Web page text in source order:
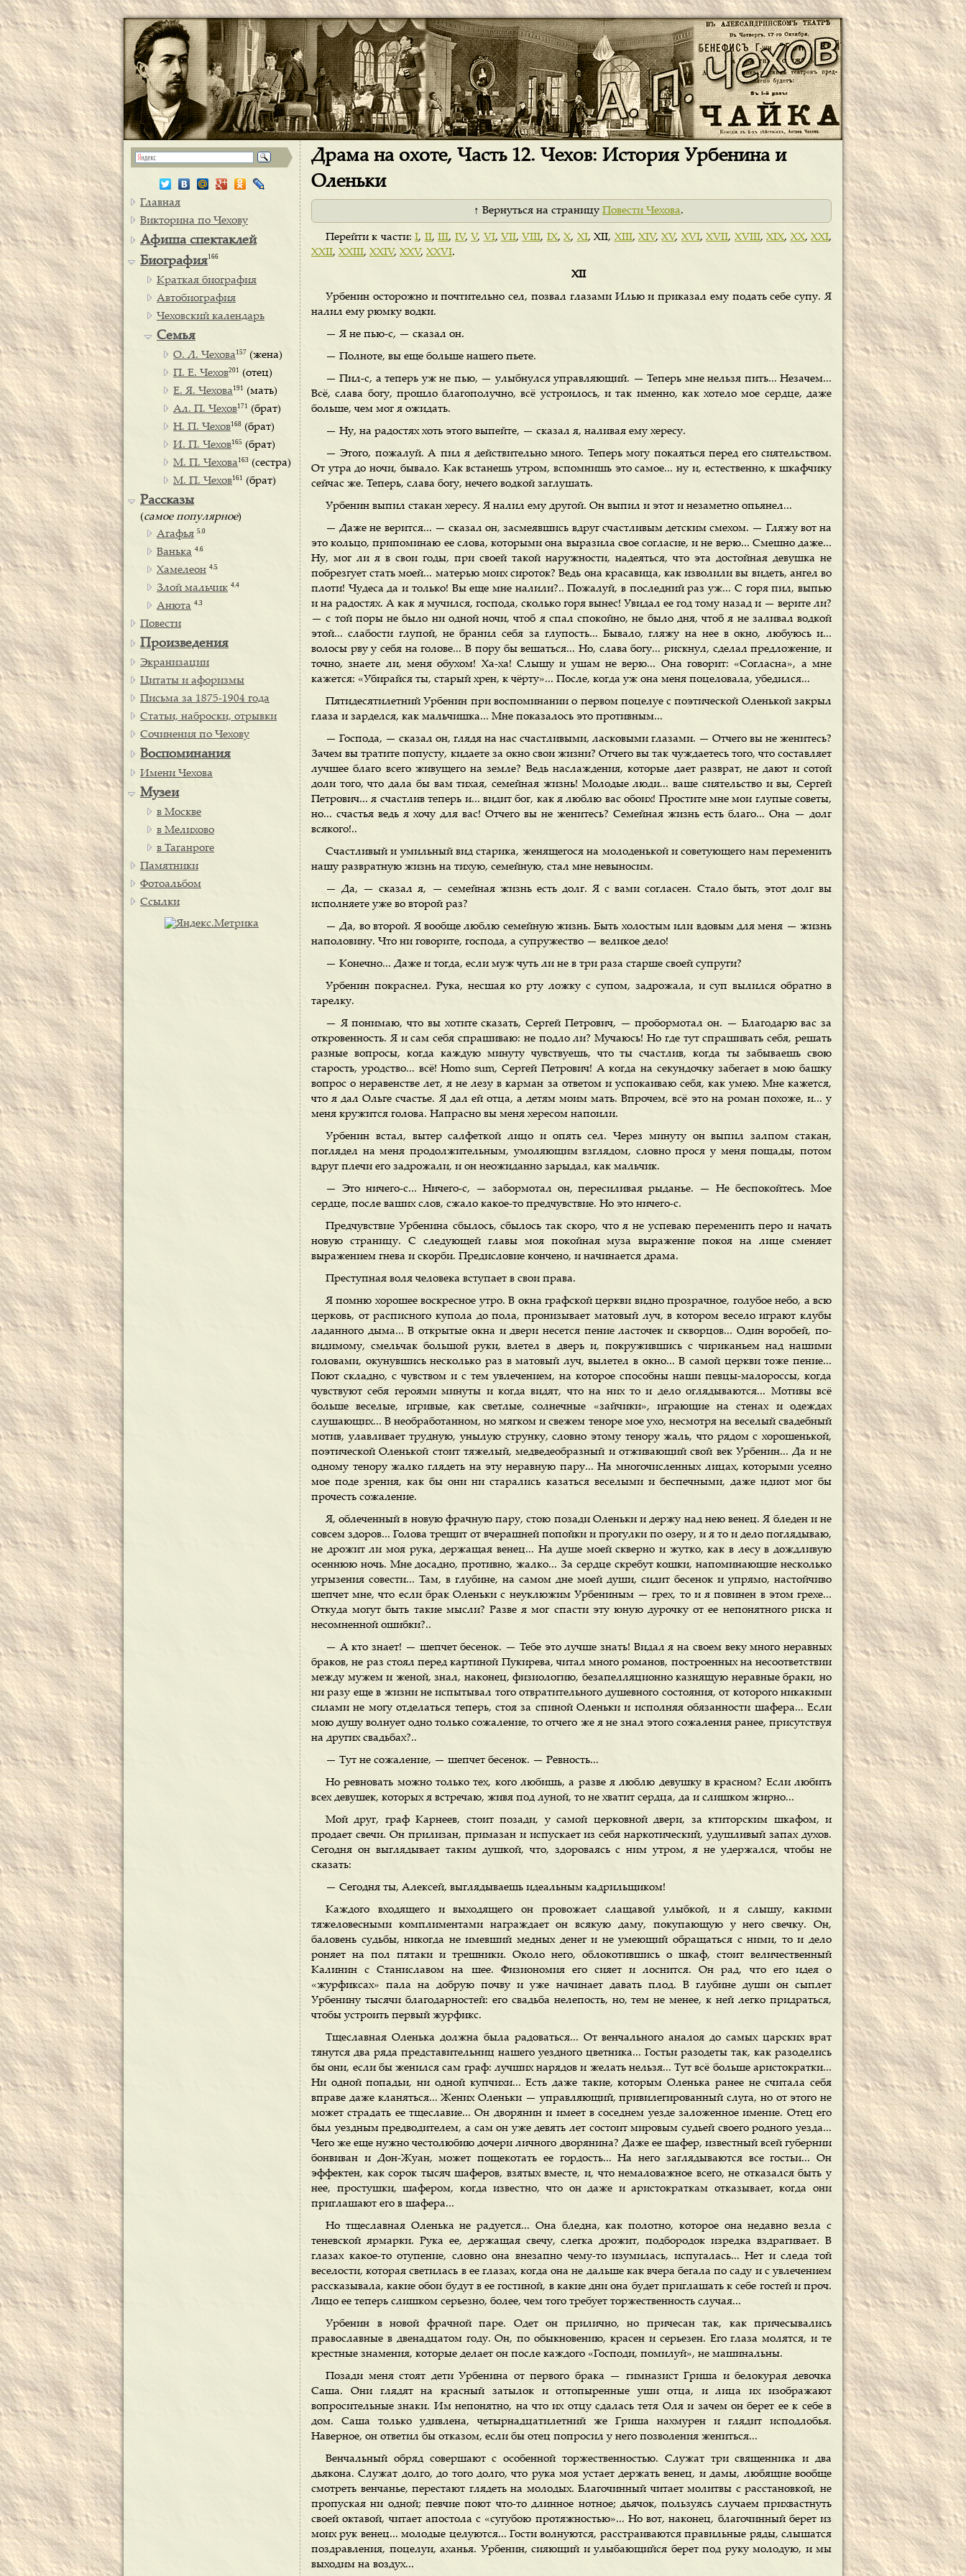
Драма на охоте, Часть 12. Чехов: История Урбенина и
Оленьки
↑ Вернуться на страницу Повести Чехова.
Перейти к части:I, II,III, IV, V, VI, VII, VIII, IX,X, XI, XII, XIII, XIV,XV, XVI,XVII, XVIII,XIX, XX,XXI,
XXII, XXIII, XXIV, XXV, XXVI.
XII
Урбенин осторожно и почтительно сел, позвал глазами Илью и приказал ему подать себе супу. Я
налил ему рюмку водки.
— Я не пью-с, — сказал он.
— Полноте, вы еще больше нашего пьете.
— Пил-с, а теперь уж не пью, — улыбнулся управляющий. — Теперь мне нельзя пить... Незачем...
Всё, слава богу, прошло благополучно, всё устроилось, и так именно, как хотело мое сердце, даже
больше, чем мог я ожидать.
— Ну, на радостях хоть этого выпейте, — сказал я, наливая ему хересу.
— Этого, пожалуй. А пил я действительно много. Теперь могу покаяться перед его сиятельством.
От утра до ночи, бывало. Как встанешь утром, вспомнишь это самое... ну и, естественно, к шкафчику
сейчас же. Теперь, слава богу, нечего водкой заглушать.
Урбенин выпил стакан хересу. Я налил ему другой. Он выпил и этот и незаметно опьянел...
— Даже не верится... — сказал он, засмеявшись вдруг счастливым детским смехом. — Гляжу вот на
это кольцо, припоминаю ее слова, которыми она выразила свое согласие, и не верю... Смешно даже...
Ну, мог ли я в свои годы, при своей такой наружности, надеяться, что эта достойная девушка не
побрезгует стать моей... матерью моих сироток? Ведь она красавица, как изволили вы видеть, ангел во
плоти! Чудеса да и только! Вы еще мне налили?.. Пожалуй, в последний раз уж... С горя пил, выпью
и на радостях. А как я мучился, господа, сколько горя вынес! Увидал ее год тому назад и — верите ли?
— с той поры не было ни одной ночи, чтоб я спал спокойно, не было дня, чтоб я не заливал водкой
этой... слабости глупой, не бранил себя за глупость... Бывало, гляжу на нее в окно, любуюсь и...
волосы рву у себя на голове... В пору бы вешаться... Но, слава богу... рискнул, сделал предложение, и
точно, знаете ли, меня обухом! Ха-ха! Слышу и ушам не верю... Она говорит: «Согласна», а мне
кажется: «Убирайся ты, старый хрен, к чёрту»... После, когда уж она меня поцеловала, убедился...
Пятидесятилетний Урбенин при воспоминании о первом поцелуе с поэтической Оленькой закрыл
глаза и зарделся, как мальчишка... Мне показалось это противным...
— Господа, — сказал он, глядя на нас счастливыми, ласковыми глазами. — Отчего вы не женитесь?
Зачем вы тратите попусту, кидаете за окно свои жизни? Отчего вы так чуждаетесь того, что составляет
лучшее благо всего живущего на земле? Ведь наслаждения, которые дает разврат, не дают и сотой
доли того, что дала бы вам тихая, семейная жизнь! Молодые люди... ваше сиятельство и вы, Сергей
Петрович... я счастлив теперь и... видит бог, как я люблю вас обоих! Простите мне мои глупые советы,
но... счастья ведь я хочу для вас! Отчего вы не женитесь? Семейная жизнь есть благо... Она — долг
всякого!..
Счастливый и умильный вид старика, женящегося на молоденькой и советующего нам переменить
нашу развратную жизнь на тихую, семейную, стал мне невыносим.
— Да, — сказал я, — семейная жизнь есть долг. Я с вами согласен. Стало быть, этот долг вы
исполняете уже во второй раз?
— Да, во второй. Я вообще люблю семейную жизнь. Быть холостым или вдовым для меня — жизнь
наполовину. Что ни говорите, господа, а супружество — великое дело!
— Конечно... Даже и тогда, если муж чуть ли не в три раза старше своей супруги?
Урбенин покраснел. Рука, несшая ко рту ложку с супом, задрожала, и суп вылился обратно в
тарелку.
— Я понимаю, что вы хотите сказать, Сергей Петрович, — пробормотал он. — Благодарю вас за
откровенность. Я и сам себя спрашиваю: не подло ли? Мучаюсь! Но где тут спрашивать себя, решать
разные вопросы, когда каждую минуту чувствуешь, что ты счастлив, когда ты забываешь свою
старость, уродство... всё! Homo sum, Сергей Петрович! А когда на секундочку забегает в мою башку
вопрос о неравенстве лет, я не лезу в карман за ответом и успокаиваю себя, как умею. Мне кажется,
что я дал Ольге счастье. Я дал ей отца, а детям моим мать. Впрочем, всё это на роман похоже, и... у
меня кружится голова. Напрасно вы меня хересом напоили.
Урбенин встал, вытер салфеткой лицо и опять сел. Через минуту он выпил залпом стакан,
поглядел на меня продолжительным, умоляющим взглядом, словно прося у меня пощады, потом
вдруг плечи его задрожали, и он неожиданно зарыдал, как мальчик.
— Это ничего-с... Ничего-с, — забормотал он, пересиливая рыданье. — Не беспокойтесь. Мое
сердце, после ваших слов, сжало какое-то предчувствие. Но это ничего-с.
Предчувствие Урбенина сбылось, сбылось так скоро, что я не успеваю переменить перо и начать
новую страницу. С следующей главы моя покойная муза выражение покоя на лице сменяет
выражением гнева и скорби. Предисловие кончено, и начинается драма.
Преступная воля человека вступает в свои права.
Я помню хорошее воскресное утро. В окна графской церкви видно прозрачное, голубое небо, а всю
церковь, от расписного купола до пола, пронизывает матовый луч, в котором весело играют клубы
ладанного дыма... В открытые окна и двери несется пение ласточек и скворцов... Один воробей, по-
видимому, смельчак большой руки, влетел в дверь и, покружившись с чириканьем над нашими
головами, окунувшись несколько раз в матовый луч, вылетел в окно... В самой церкви тоже пение...
Поют складно, с чувством и с тем увлечением, на которое способны наши певцы-малороссы, когда
чувствуют себя героями минуты и когда видят, что на них то и дело оглядываются... Мотивы всё
больше веселые, игривые, как светлые, солнечные «зайчики», играющие на стенах и одеждах
слушающих... В необработанном, но мягком и свежем теноре мое ухо, несмотря на веселый свадебный
мотив, улавливает трудную, унылую струнку, словно этому тенору жаль, что рядом с хорошенькой,
поэтической Оленькой стоит тяжелый, медведеобразный и отживающий свой век Урбенин... Да и не
одному тенору жалко глядеть на эту неравную пару... На многочисленных лицах, которыми усеяно
мое поде зрения, как бы они ни старались казаться веселыми и беспечными, даже идиот мог бы
прочесть сожаление.
Я, облеченный в новую фрачную пару, стою позади Оленьки и держу над нею венец. Я бледен и не
совсем здоров... Голова трещит от вчерашней попойки и прогулки по озеру, и я то и дело поглядываю,
не дрожит ли моя рука, держащая венец... На душе моей скверно и жутко, как в лесу в дождливую
осеннюю ночь. Мне досадно, противно, жалко... За сердце скребут кошки, напоминающие несколько
угрызения совести... Там, в глубине, на самом дне моей души, сидит бесенок и упрямо, настойчиво
шепчет мне, что если брак Оленьки с неуклюжим Урбениным — грех, то и я повинен в этом грехе...
Откуда могут быть такие мысли? Разве я мог спасти эту юную дурочку от ее непонятного риска и
несомненной ошибки?..
— А кто знает! — шепчет бесенок. — Тебе это лучше знать! Видал я на своем веку много неравных
браков, не раз стоял перед картиной Пукирева, читал много романов, построенных на несоответствии
между мужем и женой, знал, наконец, физиологию, безапелляционно казнящую неравные браки, но
ни разу еще в жизни не испытывал того отвратительного душевного состояния, от которого никакими
силами не могу отделаться теперь, стоя за спиной Оленьки и исполняя обязанности шафера... Если
мою душу волнует одно только сожаление, то отчего же я не знал этого сожаления ранее, присутствуя
на других свадьбах?..
— Тут не сожаление, — шепчет бесенок. — Ревность...
Но ревновать можно только тех, кого любишь, а разве я люблю девушку в красном? Если любить
всех девушек, которых я встречаю, живя под луной, то не хватит сердца, да и слишком жирно...
Мой друг, граф Карнеев, стоит позади, у самой церковной двери, за ктиторским шкафом, и
продает свечи. Он прилизан, примазан и испускает из себя наркотический, удушливый запах духов.
Сегодня он выглядывает таким душкой, что, здороваясь с ним утром, я не удержался, чтобы не
сказать:
— Сегодня ты, Алексей, выглядываешь идеальным кадрильщиком!
Каждого входящего и выходящего он провожает слащавой улыбкой, и я слышу, какими
тяжеловесными комплиментами награждает он всякую даму, покупающую у него свечку. Он,
баловень судьбы, никогда не имевший медных денег и не умеющий обращаться с ними, то и дело
роняет на пол пятаки и трешники. Около него, облокотившись о шкаф, стоит величественный
Калинин с Станиславом на шее. Физиономия его сияет и лоснится. Он рад, что его идея о
«журфиксах» пала на добрую почву и уже начинает давать плод. В глубине души он сыплет
Урбенину тысячи благодарностей: его свадьба нелепость, но, тем не менее, к ней легко придраться,
чтобы устроить первый журфикс.
Тщеславная Оленька должна была радоваться... От венчального аналоя до самых царских врат
тянутся два ряда представительниц нашего уездного цветника... Гостьи разодеты так, как разоделись
бы они, если бы женился сам граф: лучших нарядов и желать нельзя... Тут всё больше аристократки...
Ни одной попадьи, ни одной купчихи... Есть даже такие, которым Оленька ранее не считала себя
вправе даже кланяться... Жених Оленьки — управляющий, привилегированный слуга, но от этого не
может страдать ее тщеславие... Он дворянин и имеет в соседнем уезде заложенное имение. Отец его
был уездным предводителем, а сам он уже девять лет состоит мировым судьей своего родного уезда...
Чего же еще нужно честолюбию дочери личного дворянина? Даже ее шафер, известный всей губернии
бонвиван и Дон-Жуан, может пощекотать ее гордость... На него заглядываются все гостьи... Он
эффектен, как сорок тысяч шаферов, взятых вместе, и, что немаловажное всего, не отказался быть у
нее, простушки, шафером, когда известно, что он даже и аристократкам отказывает, когда они
приглашают его в шафера...
Но тщеславная Оленька не радуется... Она бледна, как полотно, которое она недавно везла с
теневской ярмарки. Рука ее, держащая свечу, слегка дрожит, подбородок изредка вздрагивает. В
глазах какое-то отупение, словно она внезапно чему-то изумилась, испугалась... Нет и следа той
веселости, которая светилась в ее глазах, когда она не дальше как вчера бегала по саду и с увлечением
рассказывала, какие обои будут в ее гостиной, в какие дни она будет приглашать к себе гостей и проч.
Лицо ее теперь слишком серьезно, более, чем того требует торжественность случая...
Урбенин в новой фрачной паре. Одет он прилично, но причесан так, как причесывались
православные в двенадцатом году. Он, по обыкновению, красен и серьезен. Его глаза молятся, и те
крестные знамения, которые делает он после каждого «Господи, помилуй», не машинальны.
Позади меня стоят дети Урбенина от первого брака — гимназист Гриша и белокурая девочка
Саша. Они глядят на красный затылок и оттопыренные уши отца, и лица их изображают
вопросительные знаки. Им непонятно, на что их отцу сдалась тетя Оля и зачем он берет ее к себе в
дом. Саша только удивлена, четырнадцатилетний же Гриша нахмурен и глядит исподлобья.
Наверное, он ответил бы отказом, если бы отец попросил у него позволения жениться...
Венчальный обряд совершают с особенной торжественностью. Служат три священника и два
дьякона. Служат долго, до того долго, что рука моя устает держать венец, и дамы, любящие вообще
смотреть венчанье, перестают глядеть на молодых. Благочинный читает молитвы с расстановкой, не
пропуская ни одной; певчие поют что-то длинное нотное; дьячок, пользуясь случаем прихвастнуть
своей октавой, читает апостола с «сугубою протяжностью»... Но вот, наконец, благочинный берет из
моих рук венец... молодые целуются... Гости волнуются, расстраиваются правильные ряды, слышатся
поздравления, поцелуи, аханья. Урбенин, сияющий и улыбающийся берет под руку молодую, и мы
выходим на воздух...
Главная
Викторина по Чехову
Афиша спектаклей
Биография166
Краткая биография
Автобиография
Чеховский календарь
Семья
О. Л. Чехова 157 (жена)
П. Е. Чехов201 (отец)
Е. Я. Чехова 191 (мать)
Ал. П. Чехов171 (брат)
Н. П. Чехов168 (брат)
И. П. Чехов165 (брат)
М. П. Чехова 163 (сестра)
М. П. Чехов161 (брат)
Рассказы
(самое популярное)
Агафья 5.0
Ванька 4.6
Хамелеон 4.5
Злой мальчик 4.4
Анюта 4.3
Повести
Произведения
Экранизации
Цитаты и афоризмы
Письма за 1875-1904 года
Статьи, наброски, отрывки
Сочинения по Чехову
Воспоминания
Имени Чехова
Музеи
в Москве
в Мелихово
в Таганроге
Памятники
Фотоальбом
Ссылки